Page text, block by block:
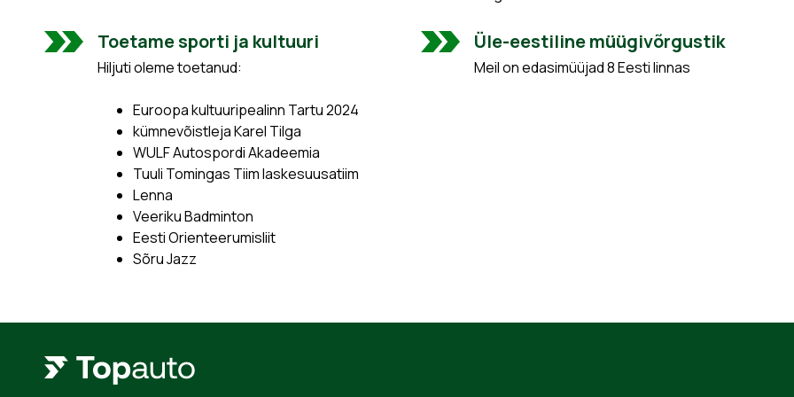
Toetame sporti ja kultuuri
Hiljuti oleme toetanud:
Euroopa kultuuripealinn Tartu 2024
kümnevõistleja Karel Tilga
WULF Autospordi Akadeemia
Tuuli Tomingas Tiim laskesuusatiim
Lenna
Veeriku Badminton
Eesti Orienteerumisliit
Sõru Jazz
Üle-eestiline müügivõrgustik
Meil on edasimüüjad 8 Eesti linnas